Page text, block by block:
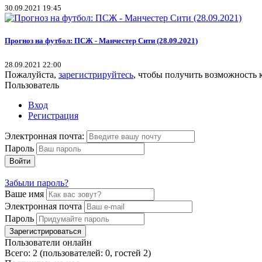
30.09.2021 19:45
Прогноз на футбол: ПСЖ - Манчестер Сити (28.09.2021)
28.09.2021 22:00
Пожалуйста, зарегистрируйтесь, чтобы получить возможность
Пользователь
Вход
Регистрация
Электронная почта:
Пароль
Войти
Забыли пароль?
Ваше имя
Электронная почта
Пароль
Зарегистрироваться
Пользователи онлайн
Всего: 2 (пользователей: 0, гостей 2)